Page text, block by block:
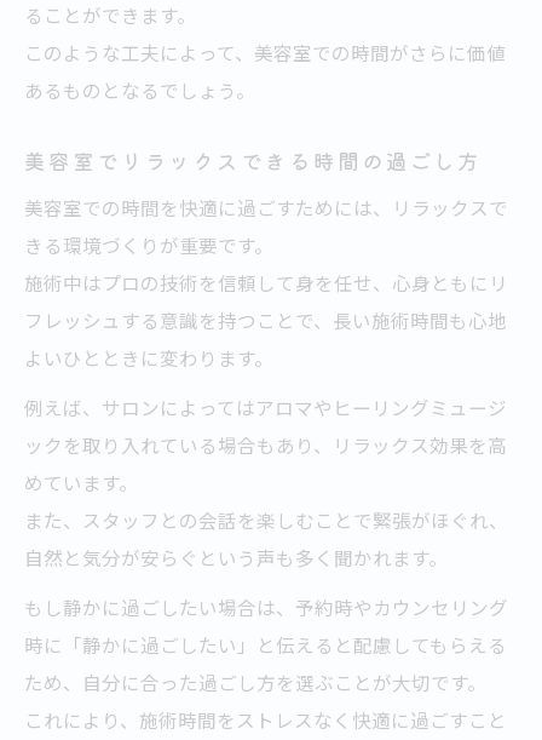
ることができます。
このような工夫によって、美容室での時間がさらに価値
あるものとなるでしょう。
美容室でリラックスできる時間の過ごし方
美容室での時間を快適に過ごすためには、リラックスで
きる環境づくりが重要です。
施術中はプロの技術を信頼して身を任せ、心身ともにリ
フレッシュする意識を持つことで、長い施術時間も心地
よいひとときに変わります。
例えば、サロンによってはアロマやヒーリングミュージ
ックを取り入れている場合もあり、リラックス効果を高
めています。
また、スタッフとの会話を楽しむことで緊張がほぐれ、
自然と気分が安らぐという声も多く聞かれます。
もし静かに過ごしたい場合は、予約時やカウンセリング
時に「静かに過ごしたい」と伝えると配慮してもらえる
ため、自分に合った過ごし方を選ぶことが大切です。
これにより、施術時間をストレスなく快適に過ごすこと